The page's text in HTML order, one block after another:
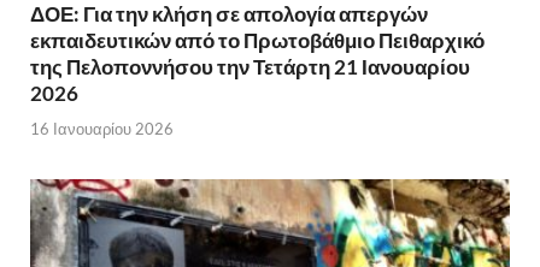
ΔΟΕ: Για την κλήση σε απολογία απεργών
εκπαιδευτικών από το Πρωτοβάθμιο Πειθαρχικό
της Πελοποννήσου την Τετάρτη 21 Ιανουαρίου
2026
16 Ιανουαρίου 2026